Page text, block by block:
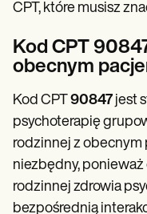
CPT, które musisz
Kod CPT
obecnym
Kod CPT 90847 jest
psychoterapię
rodzinnej z obecnym
niezbędny, ponieważ
rodzinnej zdrowia
bezpośrednią